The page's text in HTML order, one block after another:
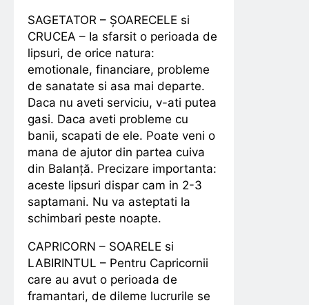
SAGETATOR – ȘOARECELE si
CRUCEA – Ia sfarsit o perioada de
lipsuri, de orice natura:
emotionale, financiare, probleme
de sanatate si asa mai departe.
Daca nu aveti serviciu, v-ati putea
gasi. Daca aveti probleme cu
banii, scapati de ele. Poate veni o
mana de ajutor din partea cuiva
din Balanță. Precizare importanta:
aceste lipsuri dispar cam in 2-3
saptamani. Nu va asteptati la
schimbari peste noapte.
CAPRICORN – SOARELE si
LABIRINTUL – Pentru Capricornii
care au avut o perioada de
framantari, de dileme lucrurile se